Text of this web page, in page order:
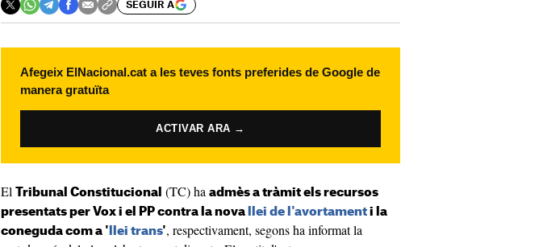
SEGUIR A
Afegeix ElNacional.cat a les teves fonts preferides de Google de
manera gratuïta
ACTIVAR ARA →
El Tribunal Constitucional (TC) ha admès a tràmit els recursos
presentats per Vox i el PP contra la nova
llei de l'avortament i la
coneguda com a ' llei trans', respectivament, segons ha informat la